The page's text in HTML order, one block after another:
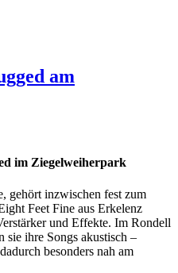
am
im Ziegelweiherpark
gehört inzwischen fest zum
Feet Fine aus Erkelenz
und Effekte. Im Rondell
sie ihre Songs akustisch –
besonders nah am